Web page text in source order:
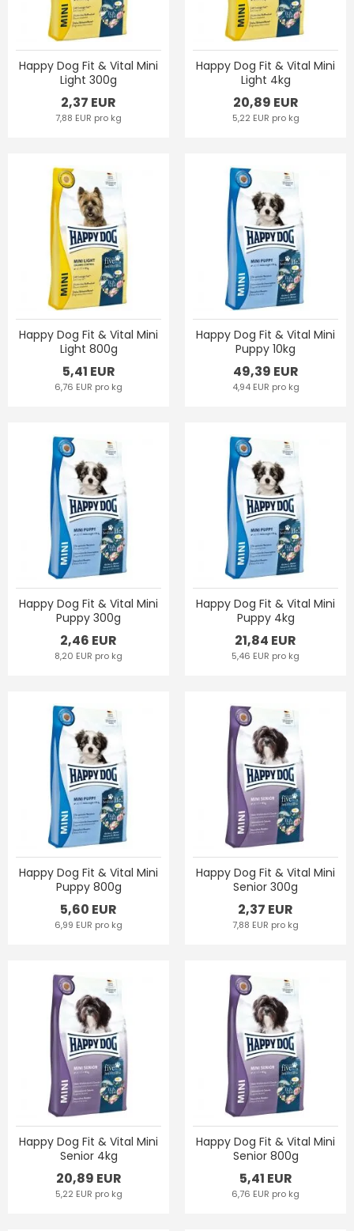
Happy Dog Fit & Vital Mini
Light 300g
2,37 EUR
7,88 EUR pro kg
Happy Dog Fit & Vital Mini
Light 4kg
20,89 EUR
5,22 EUR pro kg
Happy Dog Fit & Vital Mini
Light 800g
5,41 EUR
6,76 EUR pro kg
Happy Dog Fit & Vital Mini
Puppy 10kg
49,39 EUR
4,94 EUR pro kg
Happy Dog Fit & Vital Mini
Puppy 300g
2,46 EUR
8,20 EUR pro kg
Happy Dog Fit & Vital Mini
Puppy 4kg
21,84 EUR
5,46 EUR pro kg
Happy Dog Fit & Vital Mini
Puppy 800g
5,60 EUR
6,99 EUR pro kg
Happy Dog Fit & Vital Mini
Senior 300g
2,37 EUR
7,88 EUR pro kg
Happy Dog Fit & Vital Mini
Senior 4kg
20,89 EUR
5,22 EUR pro kg
Happy Dog Fit & Vital Mini
Senior 800g
5,41 EUR
6,76 EUR pro kg